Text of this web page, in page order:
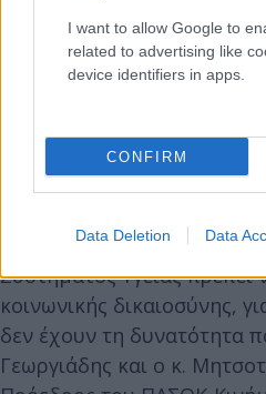
I want to allow Google to
related to advertising like
device identifiers in apps.
CONFIRM
Data Deletion Data
βρίσκονται στις λίστες
και κάποιους να τους
ακόμη ένα μπάλωμα. Η
Συστήματος Υγείας πρέπει
κοινωνικής δικαιοσύνης,
δεν έχουν τη δυνατότητα
Γεωργιάδης και ο κ.